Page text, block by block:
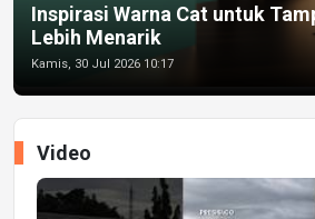
Inspirasi Warna Cat untuk
Lebih Menarik
Kamis, 30 Jul 2026 10:17
Video